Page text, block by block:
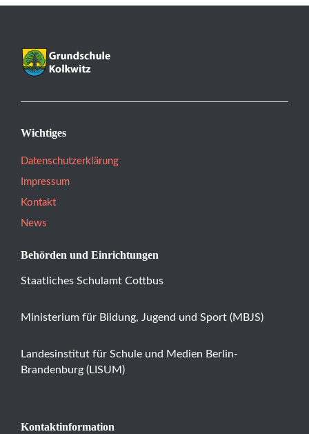
Wichtiges
Datenschutzerklärung
Impressum
Kontakt
News
Behörden und Einrichtungen
Staatliches Schulamt Cottbus
Ministerium für Bildung, Jugend und Sport (MBJS)
Landesinstitut für Schule und Medien Berlin-
Brandenburg (LISUM)
Kontaktinformation